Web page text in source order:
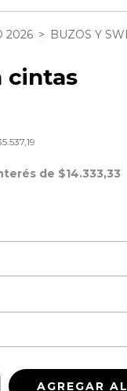
2026 > BUZOS Y
cintas
de $14.333,33